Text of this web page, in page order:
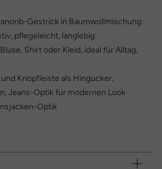
Gestrick in Baumwollmischung:
pflegeleicht, langlebig
Shirt oder Kleid, ideal für Alltag,
Knopfleiste als Hingucker,
Jeans-Optik für modernen Look
Optik